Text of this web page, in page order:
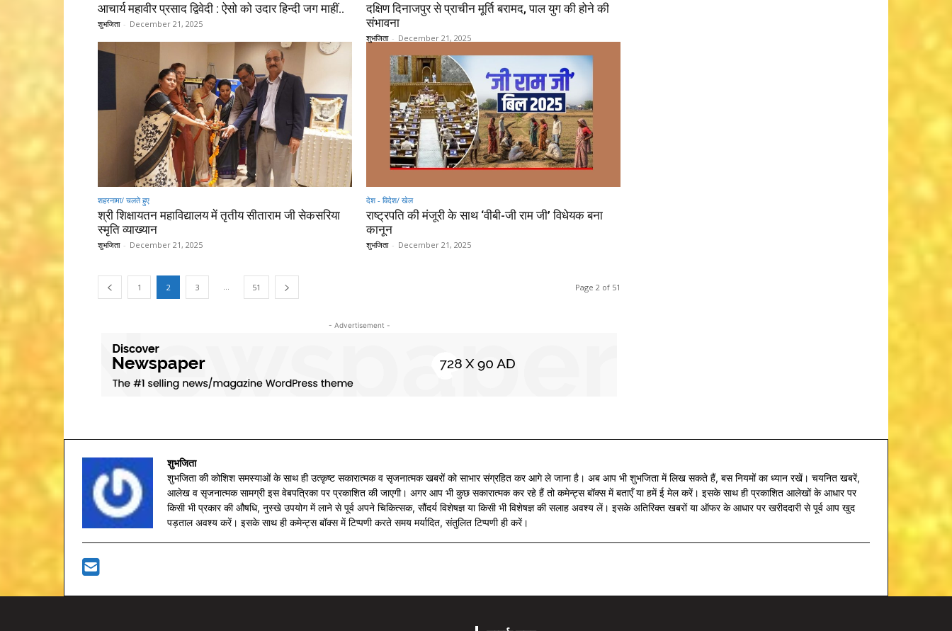
आचार्य महावीर प्रसाद द्विवेदी : ऐसो को उदार हिन्दी जग माहीं..
शुभजिता - December 21, 2025
दक्षिण दिनाजपुर से प्राचीन मूर्ति बरामद, पाल युग की होने की
संभावना
शुभजिता - December 21, 2025
शहरनामा/ चलते हुए
श्री शिक्षायतन महाविद्यालय में तृतीय सीताराम जी सेकसरिया
स्मृति व्याख्यान
शुभजिता - December 21, 2025
देश - विदेश/ खेल
राष्ट्रपति की मंजूरी के साथ ‘वीबी-जी राम जी’ विधेयक बना
कानून
शुभजिता - December 21, 2025
1 2 3 51 Page 2 of 51
- Advertisement -
शुभजिता
शुभजिता की कोशिश समस्याओं के साथ ही उत्कृष्ट सकारात्मक व सृजनात्मक खबरों को साभार संग्रहित कर आगे ले जाना है। अब आप भी शुभजिता में लिख सकते हैं, बस नियमों का ध्यान रखें। चयनित खबरें,
आलेख व सृजनात्मक सामग्री इस वेबपत्रिका पर प्रकाशित की जाएगी। अगर आप भी कुछ सकारात्मक कर रहे हैं तो कमेन्ट्स बॉक्स में बताएँ या हमें ई मेल करें। इसके साथ ही प्रकाशित आलेखों के आधार पर
किसी भी प्रकार की औषधि, नुस्खे उपयोग में लाने से पूर्व अपने चिकित्सक, सौंदर्य विशेषज्ञ या किसी भी विशेषज्ञ की सलाह अवश्य लें। इसके अतिरिक्त खबरों या ऑफर के आधार पर खरीददारी से पूर्व आप खुद
पड़ताल अवश्य करें। इसके साथ ही कमेन्ट्स बॉक्स में टिप्पणी करते समय मर्यादित, संतुलित टिप्पणी ही करें।